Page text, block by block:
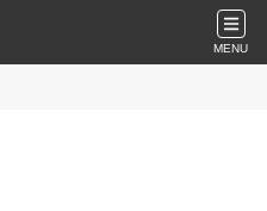
MENU